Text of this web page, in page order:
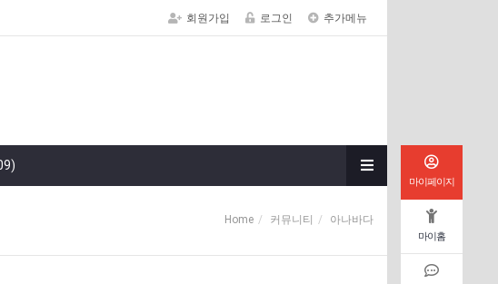
회원가입 로그인 추가메뉴
Home 커뮤니티 아나바다
마이페이지
마이홈